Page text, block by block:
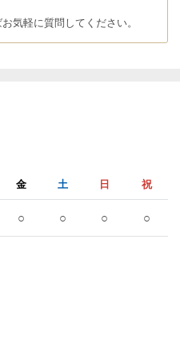
気軽に質問してください。
金 土 日 祝
○ ○ ○ ○